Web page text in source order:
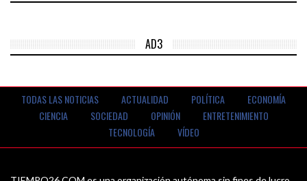
AD3
TODAS LAS NOTICIAS ACTUALIDAD POLÍTICA
ECONOMÍA
CIENCIA
SOCIEDAD OPINIÓN
ENTRETENIMIENTO
TECNOLOGÍA
VÍDEO